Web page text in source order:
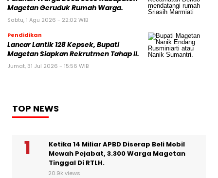
Magetan Geruduk Rumah Warga.
Sabtu, 1 Agu 2026 - 22:02 WIB
Pendidikan
Lancar Lantik 128 Kepsek, Bupati
Magetan Siapkan Rekrutmen Tahap II.
Jumat, 31 Jul 2026 - 15:56 WIB
TOP NEWS
Ketika 14 Miliar APBD Diserap Beli Mobil
Mewah Pejabat, 3.300 Warga Magetan
Tinggal Di RTLH.
20.9k views